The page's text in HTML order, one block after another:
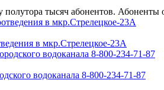
полутора тысяч абонентов.
в мкр.Стрелецкое-23А
водоканала 8-800-234-71-87